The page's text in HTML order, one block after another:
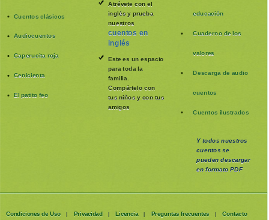
Cuentos clásicos
Audiocuentos
Caperucita roja
Cenicienta
El patito feo
Atrévete con el
inglés y prueba
nuestros
cuentos en
inglés
Este es un espacio
para toda la
familia
Compártelo con
tus niños y con tus
amigos
educación
Cuaderno de los
valores
Descarga de audio
cuentos
Cuentos ilustrados
Y todos nuestros
cuentos se
puedendescargar
en formato PDF
Condiciones de Uso | Privacidad | Licencia | Preguntas frecuentes | Contacto